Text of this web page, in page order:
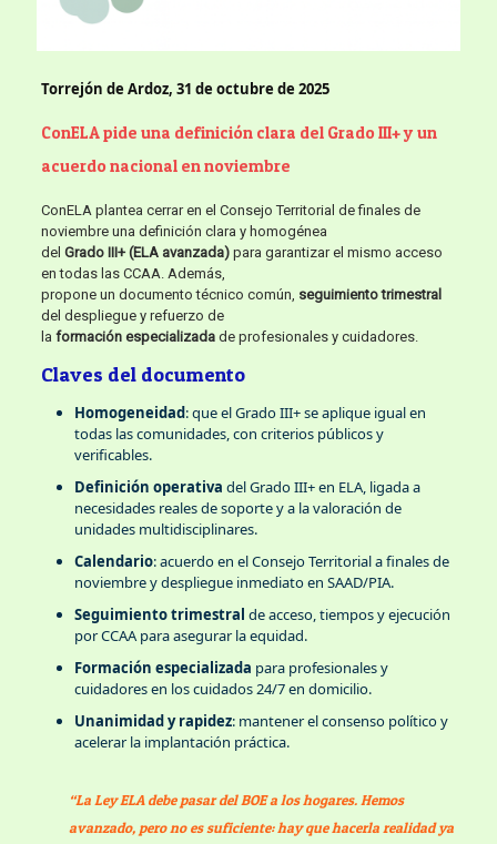
Torrejón de Ardoz, 31 de octubre de 2025
ConELA pide una definición clara del Grado III+ y un
acuerdo nacional en noviembre
ConELA plantea cerrar en el Consejo Territorial de finales de
noviembre una definición clara y homogénea
del Grado III+ (ELA avanzada)para garantizar el mismo acceso
en todas las CCAA. Además,
propone un documento técnico común, seguimiento trimestral
del despliegue y refuerzo de
la formación especializadade profesionales y cuidadores.
Claves del documento
Homogeneidad: que el Grado III+ se aplique igual en
todas las comunidades, con criterios públicos y
verificables.
Definición operativa del Grado III+ en ELA, ligada a
necesidades reales de soporte y a la valoración de
unidades multidisciplinares.
Calendario: acuerdo en el Consejo Territorial a finales de
noviembre y despliegue inmediato en SAAD/PIA.
Seguimiento trimestral de acceso, tiempos y ejecución
por CCAA para asegurar la equidad.
Formación especializada para profesionales y
cuidadores en los cuidados 24/7 en domicilio.
Unanimidad y rapidez: mantener el consenso político y
acelerar la implantación práctica.
“La Ley ELA debe pasar del BOE a los hogares. Hemos
avanzado, pero no es suficiente: hay que hacerla realidad ya